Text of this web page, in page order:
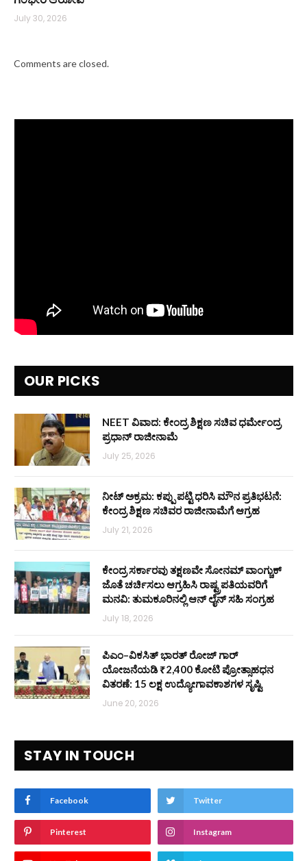
July 30, 2026
Comments are closed.
OUR PICKS
NEET ವಿವಾದ: ಕೇಂದ್ರ ಶಿಕ್ಷಣ ಸಚಿವ ಧರ್ಮೇಂದ್ರ
ಪ್ರಧಾನ್ ರಾಜೀನಾಮೆ
July 25, 2026
ನೀಟ್ ಅಕ್ರಮ: ಕಪ್ಪು ಪಟ್ಟಿ ಧರಿಸಿ ಮೌನ ಪ್ರತಿಭಟನೆ:
ಕೇಂದ್ರ ಶಿಕ್ಷಣ ಸಚಿವರ ರಾಜೀನಾಮೆಗೆ ಆಗ್ರಹ
July 21, 2026
ಕೇಂದ್ರ ಸರ್ಕಾರವು ತಕ್ಷಣವೇ ಸೋನಮ್ ವಾಂಗ್ಚುಕ್
ಜೊತೆ ಚರ್ಚಿಸಲು ಆಗ್ರಹಿಸಿ ರಾಷ್ಟ್ರಪತಿಯವರಿಗೆ
ಮನವಿ: ತುಮಕೂರಿನಲ್ಲಿ ಆನ್‌ ಲೈನ್ ಸಹಿ ಸಂಗ್ರಹ
July 18, 2026
ಪಿಎಂ–ವಿಕಸಿತ್ ಭಾರತ್ ರೋಜ್‌ ಗಾರ್
ಯೋಜನೆಯಡಿ ₹2,400 ಕೋಟಿ ಪ್ರೋತ್ಸಾಹಧನ
ವಿತರಣೆ: 15 ಲಕ್ಷ ಉದ್ಯೋಗಾವಕಾಶಗಳ ಸೃಷ್ಟಿ
June 20, 2026
STAY IN TOUCH
Facebook Twitter
Pinterest Instagram